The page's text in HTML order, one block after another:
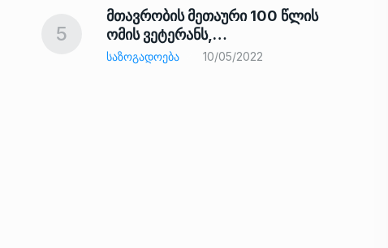
5
მთავრობის მეთაური 100 წლის
ომის ვეტერანს,…
ᲡᲐᲖᲝᲒᲐᲓᲝᲔᲑᲐ 10/05/2022